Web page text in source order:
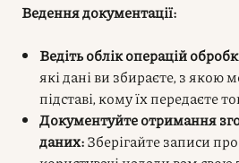
Ведення документації:
Ведіть облік операцій
які дані ви збираєте, з якою
підставі, кому їх передаєте
Документуйте отримання
даних:Зберігайте записи